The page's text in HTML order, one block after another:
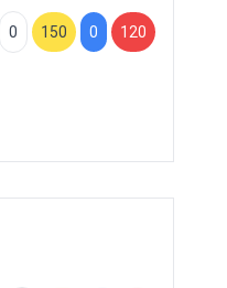
0 150 0 120